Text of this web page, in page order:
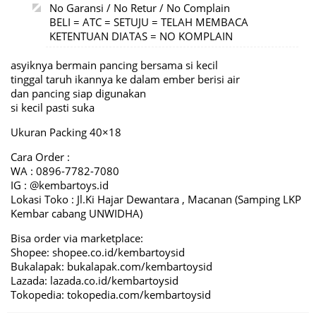
No Garansi / No Retur / No Complain
BELI = ATC = SETUJU = TELAH MEMBACA
KETENTUAN DIATAS = NO KOMPLAIN
asyiknya bermain pancing bersama si kecil
tinggal taruh ikannya ke dalam ember berisi air
dan pancing siap digunakan
si kecil pasti suka
Ukuran Packing 40×18
Cara Order :
WA : 0896-7782-7080
IG : @kembartoys.id
Lokasi Toko : Jl.Ki Hajar Dewantara , Macanan (Samping LKP
Kembar cabang UNWIDHA)
Bisa order via marketplace:
Shopee: shopee.co.id/kembartoysid
Bukalapak: bukalapak.com/kembartoysid
Lazada: lazada.co.id/kembartoysid
Tokopedia: tokopedia.com/kembartoysid